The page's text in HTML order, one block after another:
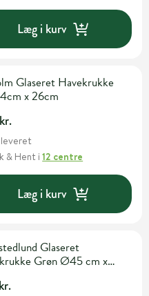
Læg i kurv
Glaseret Havekrukke
x 26cm
leveret
& Hent i12 centre
Læg i kurv
Glaseret
Grøn Ø45 cm x